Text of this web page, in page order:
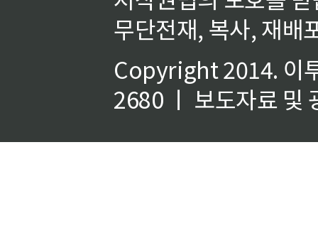
무단전재, 복사, 재배
Copyright 2014. 이
2680 ㅣ 보도자료